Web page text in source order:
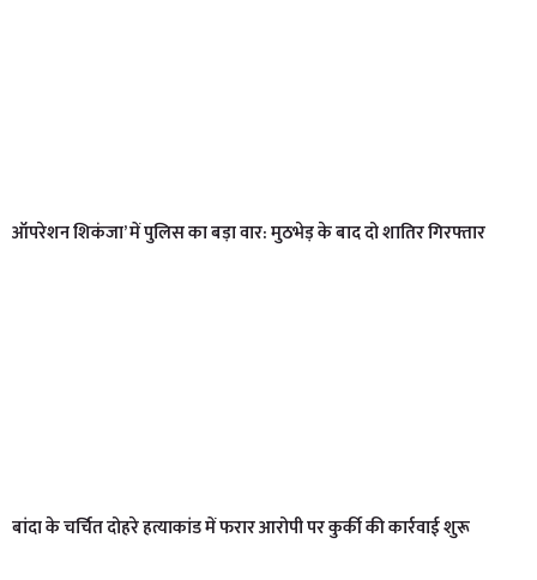
ऑपरेशन शिकंजा’ में पुलिस का बड़ा वार: मुठभेड़ के बाद दो शातिर गिरफ्तार
बांदा के चर्चित दोहरे हत्याकांड में फरार आरोपी पर कुर्की की कार्रवाई शुरू